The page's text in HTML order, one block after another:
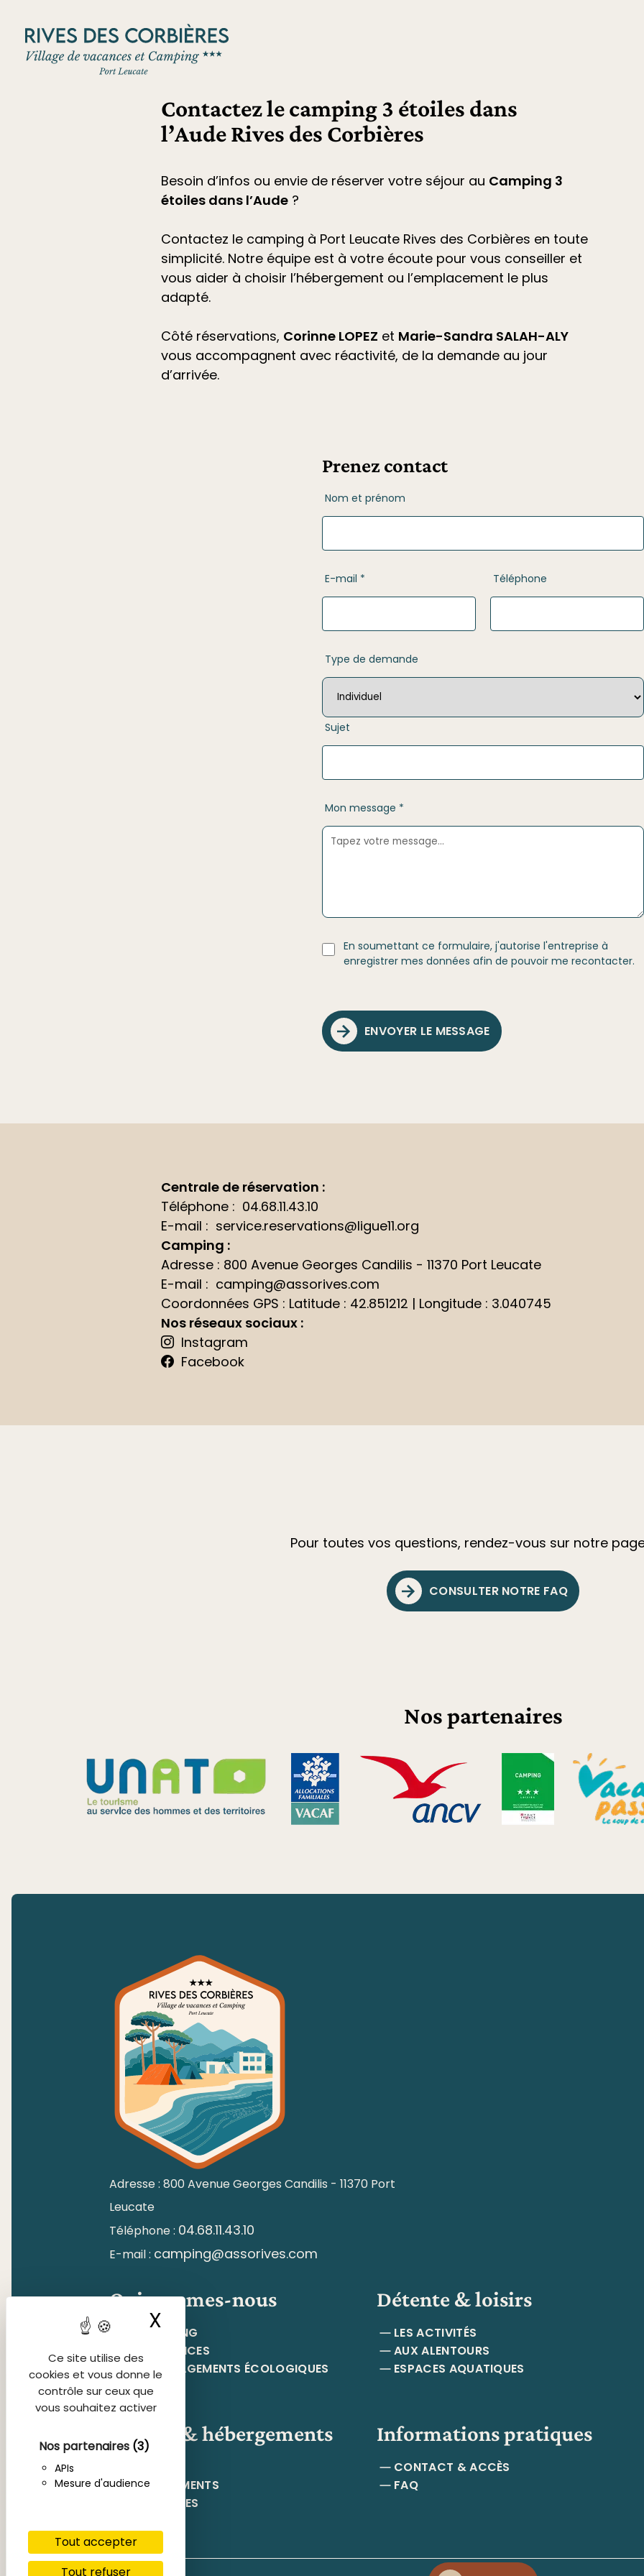
Ce site utilise des
cookies et vous donne le
contrôle sur ceux que
vous souhaitez activer
Nos partenaires (3)
APIs
Mesure d'audience
Tout accepter
Tout refuser
X Masquer le bandeau des cookies
Contactez le camping 3 étoiles dans
l’Aude Rives des Corbières
Besoin d’infos ou envie de réserver votre séjour au Camping 3
étoiles dans l’Aude ?
Contactez le camping à Port Leucate Rives des Corbières en toute
simplicité. Notre équipe est à votre écoute pour vous conseiller et
vous aider à choisir l’hébergement ou l’emplacement le plus
adapté.
Côté réservations, Corinne LOPEZ et Marie-Sandra SALAH-ALY
vous accompagnent avec réactivité, de la demande au jour
d’arrivée.
Prenez contact
Nom et prénom
E-mail * Téléphone
Type de demande
Sujet
Mon message *
En soumettant ce formulaire, j'autorise l'entreprise à
enregistrer mes données afin de pouvoir me recontacter.
ENVOYER LE MESSAGE
Centrale de réservation :
Téléphone : 04.68.11.43.10
E-mail : service.reservations@ligue11.org
Camping :
Adresse : 800 Avenue Georges Candilis - 11370 Port Leucate
E-mail : camping@assorives.com
Coordonnées GPS : Latitude : 42.851212 | Longitude : 3.040745
Nos réseaux sociaux :
Instagram
Facebook
Pour toutes vos questions, rendez-vous sur notre page
CONSULTER NOTRE FAQ
Nos partenaires
Adresse : 800 Avenue Georges Candilis - 11370 Port
Leucate
Téléphone : 04.68.11.43.10
E-mail : camping@assorives.com
Qui sommes-nous
LE CAMPING
NOS SERVICES
NOS ENGAGEMENTS ÉCOLOGIQUES
Détente & loisirs
LES ACTIVITÉS
AUX ALENTOURS
ESPACES AQUATIQUES
Séjours & hébergements
EMPLACEMENTS
NOS OFFRES
Informations pratiques
CONTACT & ACCÈS
FAQ